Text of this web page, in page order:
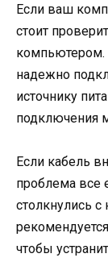
Если ваш
стоит
компьютером.
надежно
источнику
подключения
Если кабель
проблема все
столкнулись
чтобы